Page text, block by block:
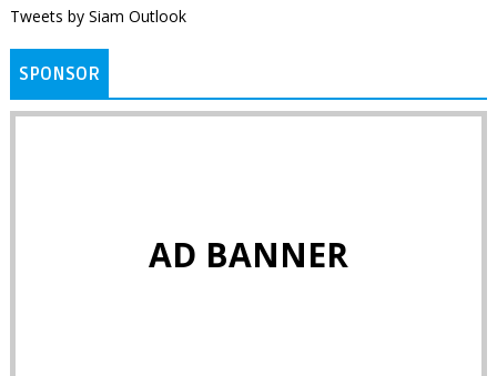
Tweets by Siam Outlook
SPONSOR
AD BANNER